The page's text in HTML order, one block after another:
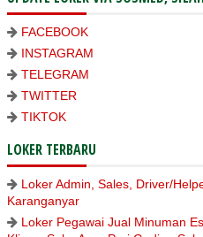
FACEBOOK
INSTAGRAM
TELEGRAM
TWITTER
TIKTOK
LOKER TERBARU
Loker Admin, Sales, Driver/
Karanganyar
Loker Pegawai Jual Minuman